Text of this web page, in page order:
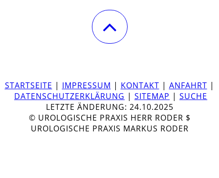
STARTSEITE | IMPRESSUM | KONTAKT | ANFAHRT |
DATENSCHUTZERKLÄRUNG | SITEMAP | SUCHE
LETZTE ÄNDERUNG: 24.10.2025
© UROLOGISCHE PRAXIS HERR RODER $
UROLOGISCHE PRAXIS MARKUS RODER